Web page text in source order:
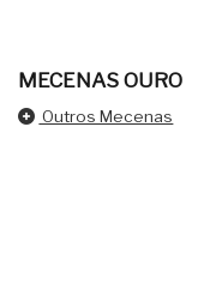
MECENAS OURO
Outros Mecenas